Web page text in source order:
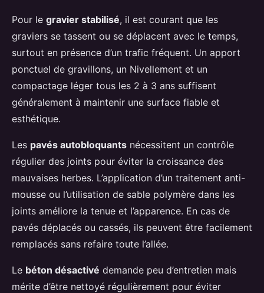
Pour le gravier stabilisé, il est courant que les
graviers se tassent ou se déplacent avec le temps,
surtout en présence d’un trafic fréquent. Un apport
ponctuel de gravillons, un Nivellement et un
compactage léger tous les 2 à 3 ans suffisent
généralement à maintenir une surface fiable et
esthétique.
Les pavés autobloquants nécessitent un contrôle
régulier des joints pour éviter la croissance des
mauvaises herbes. L’application d’un traitement anti-
mousse ou l’utilisation de sable polymère dans les
joints améliore la tenue et l’apparence. En cas de
pavés déplacés ou cassés, ils peuvent être facilement
remplacés sans refaire toute l’allée.
Le béton désactivé demande peu d’entretien mais
mérite d’être nettoyé régulièrement pour éviter